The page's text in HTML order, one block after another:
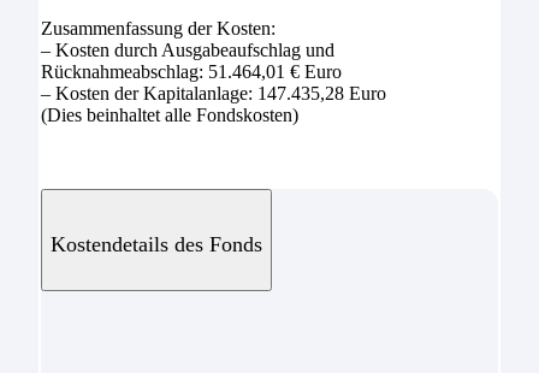
Zusammenfassung der Kosten:
– Kosten durch Ausgabeaufschlag und
Rücknahmeabschlag: 51.464,01 € Euro
– Kosten der Kapitalanlage: 147.435,28 Euro
(Dies beinhaltet alle Fondskosten)
Kostendetails des Fonds